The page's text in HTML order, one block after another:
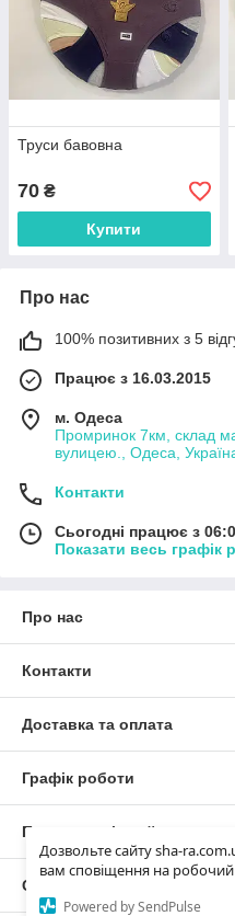
Дозвольте сайту sha-
вам сповіщення на робочий
Powered by SendPulse
Труси бавовна
70 ₴
Купити
Про нас
100% позитивних з 5
Працює з 16.03.2015
м. Одеса
Промринок 7км, склад
вулицею., Одеса,
Контакти
Сьогодні працює з
Показати весь графік
Про нас
Контакти
Доставка та оплата
Графік роботи
Повна версія сайту
Сайт створено на